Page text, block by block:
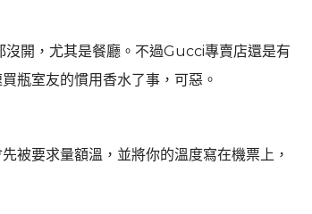
開，尤其是餐廳。不過Gucci專賣店還是有
瓶室友的慣用香水了事，可惡。
被要求量額溫，並將你的溫度寫在機票上，